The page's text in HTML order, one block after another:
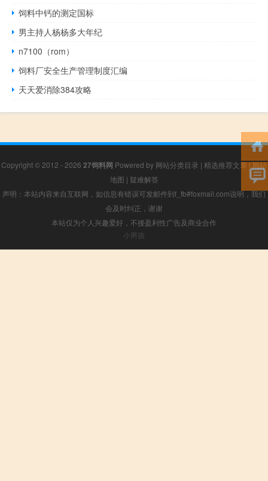
饲料中钙的测定国标
男主持人杨杨多大年纪
n7100（rom）
饲料厂安全生产管理制度汇编
天天爱消除384攻略
Copyright © 2012 - 2026 27饲料网 Powered by 网站分类目录 | 精选推荐文章|网站
地图 | 疑难解答
声明：本站内容来自互联网，如信息有错误可发邮件到f_fb#foxmail.com说明，我们
会及时纠正，谢谢
本站仅为个人兴趣爱好，不接盈利性广告及商业合作
小男孩